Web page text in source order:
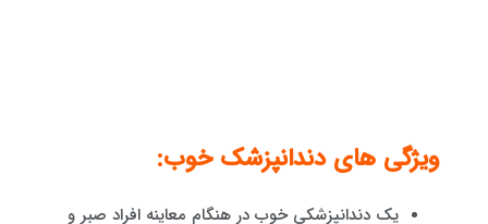
ویژگی های دندانپزشک خوب:
یک دندانپزشکی خوب در هنگام معاینه افراد صبر و